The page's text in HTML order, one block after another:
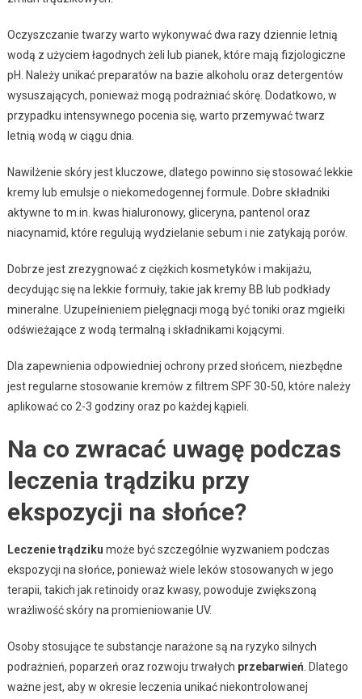
Oczyszczanie twarzy warto wykonywać dwa razy dziennie letnią
wodą z użyciem łagodnych żeli lub pianek, które mają fizjologiczne
pH. Należy unikać preparatów na bazie alkoholu oraz detergentów
wysuszających, ponieważ mogą podrażniać skórę. Dodatkowo, w
przypadku intensywnego pocenia się, warto przemywać twarz
letnią wodą w ciągu dnia.
Nawilżenie skóry jest kluczowe, dlatego powinno się stosować lekkie
kremy lub emulsje o niekomedogennej formule. Dobre składniki
aktywne to m.in. kwas hialuronowy, gliceryna, pantenol oraz
niacynamid, które regulują wydzielanie sebum i nie zatykają porów.
Dobrze jest zrezygnować z ciężkich kosmetyków i makijażu,
decydując się na lekkie formuły, takie jak kremy BB lub podkłady
mineralne. Uzupełnieniem pielęgnacji mogą być toniki oraz mgiełki
odświeżające z wodą termalną i składnikami kojącymi.
Dla zapewnienia odpowiedniej ochrony przed słońcem, niezbędne
jest regularne stosowanie kremów z filtrem SPF 30-50, które należy
aplikować co 2-3 godziny oraz po każdej kąpieli.
Na co zwracać uwagę podczas
leczenia trądziku przy
ekspozycji na słońce?
Leczenie trądziku może być szczególnie wyzwaniem podczas
ekspozycji na słońce, ponieważ wiele leków stosowanych w jego
terapii, takich jak retinoidy oraz kwasy, powoduje zwiększoną
wrażliwość skóry na promieniowanie UV.
Osoby stosujące te substancje narażone są na ryzyko silnych
podrażnień, poparzeń oraz rozwoju trwałych przebarwień . Dlatego
ważne jest, aby w okresie leczenia unikać niekontrolowanej